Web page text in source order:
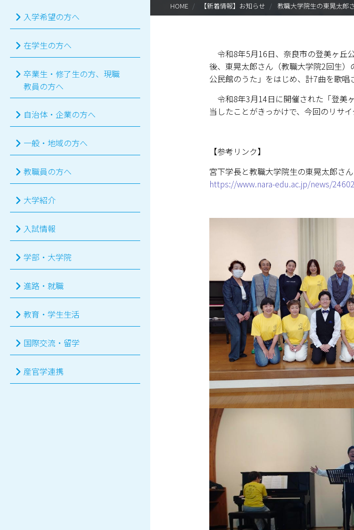
HOME 【新着情報】お知らせ 教職大学院生の東晃太郎
入学希望の方へ
在学生の方へ
卒業生・修了生の方、現職
教員の方へ
自治体・企業の方へ
一般・地域の方へ
教職員の方へ
大学紹介
入試情報
学部・大学院
進路・就職
教育・学生生活
国際交流・留学
産官学連携
令和8年5月16日、奈良市の登美ヶ丘
後、東晃太郎さん（教職大学院2回生
公民館のうた」をはじめ、計7曲を歌唱
令和8年3月14日に開催された「登美
当したことがきっかけで、今回のリサ
【参考リンク】
宮下学長と教職大学院生の東晃太郎さ
https://www.nara-edu.ac.jp/news/